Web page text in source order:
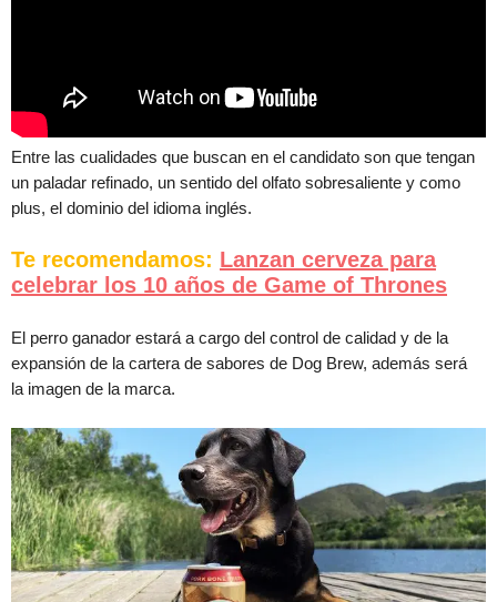
Entre las cualidades que buscan en el candidato son que tengan
un paladar refinado, un sentido del olfato sobresaliente y como
plus, el dominio del idioma inglés.
Te recomendamos: Lanzan cerveza para
celebrar los 10 años de Game of Thrones
El perro ganador estará a cargo del control de calidad y de la
expansión de la cartera de sabores de Dog Brew, además será
la imagen de la marca.